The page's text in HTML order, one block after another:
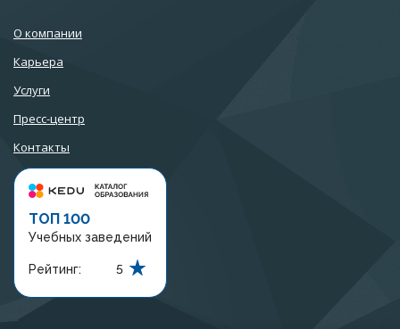
О компании
Карьера
Услуги
Пресс-центр
Контакты
ТОП 100
Учебных заведений
Рейтинг: 5